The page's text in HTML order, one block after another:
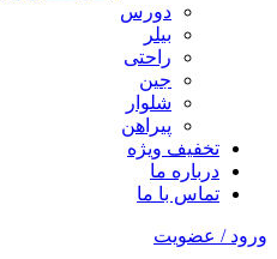
دورس
بیلر
راحتی
جین
شلوار
پیراهن
تخفیف ویژه
درباره ما
تماس با ما
ورود / عضویت